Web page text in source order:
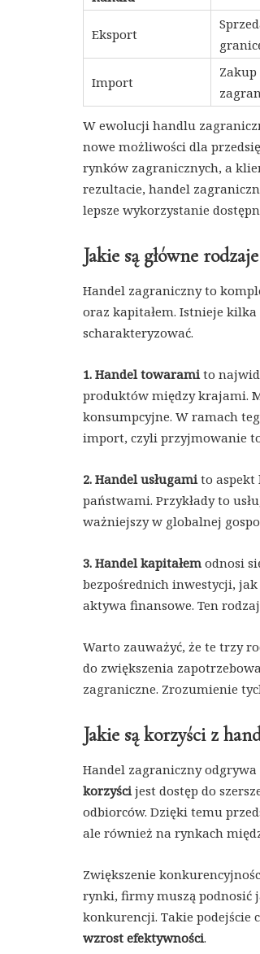
Eksport
Import
W ewolucji handlu
nowe możliwości dla
rynków zagranicznych, a
rezultacie, handel
lepsze wykorzystanie
Jakie są główne
Handel zagraniczny to
oraz kapitałem. Istnieje
scharakteryzować.
1. Handel towaramito
produktów między krajami.
konsumpcyjne. W ramach
import, czyli przyjmowanie
2. Handel usługamito aspekt
państwami. Przykłady to
ważniejszy w globalnej
3. Handel kapitałem odnosi
bezpośrednich inwestycji,
aktywa finansowe. Ten
Warto zauważyć, że te trzy
do zwiększenia
zagraniczne. Zrozumienie
Jakie są korzyści z
Handel zagraniczny
korzyścijest dostęp do
odbiorców. Dzięki temu
ale również na rynkach
Zwiększenie
rynki, firmy muszą podnosić
konkurencji. Takie podejście
wzrost efektywności.